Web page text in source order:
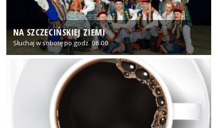
NA SZCZECIŃSKIEJ ZIEMI
Słuchaj w sobotę po godz. 06:00